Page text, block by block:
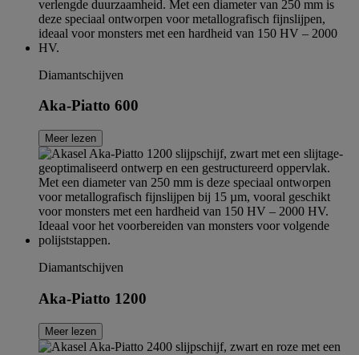
Diamantschijven
Aka-Piatto 600
Meer lezen
Diamantschijven
Aka-Piatto 1200
Meer lezen